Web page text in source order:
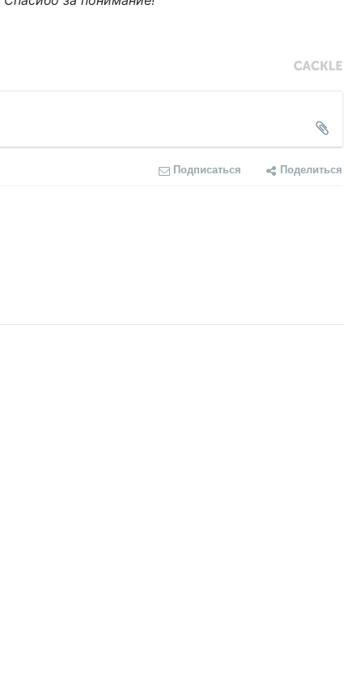
Подписаться Поделиться